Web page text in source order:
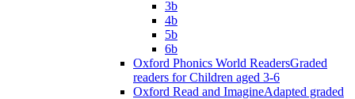
3b
4b
5b
6b
Oxford Phonics World ReadersGraded
readers for Children aged 3-6
Oxford Read and ImagineAdapted graded